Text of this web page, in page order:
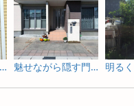
高級感のあるガーデンルームで寛ぐリフォーム庭工事 魅せながら隠す門周りのリフォーム外構